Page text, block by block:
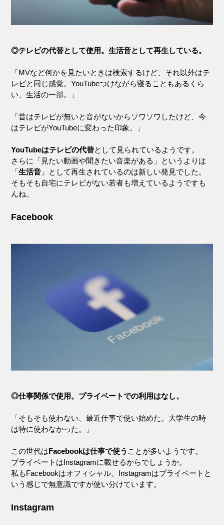
◎テレビの代替として使用。生活音として再生している。
「MVなど何かを見たいときは検索するけど、それ以外はテ
レビと同じ感覚。YouTubeつけながら寝ることもあるくら
い、生活の一部。」
「昔はテレビが無いと音がないからソワソワしたけど、今
はテレビがYouTubeに変わった印象。」
YouTubeはテレビの代替として見られているようです。
さらに「見たい動画や聞きたい音楽がある」というよりは
「生活音 」として再生されているのは新しい発見でした。
そもそも自宅にテレビがない若者も増えているようですも
んね。
Facebook
◎仕事関係で使用。プライベートでの利用はなし。
「そもそも使わない、最近仕事で使い始めた。大学生の時
は特に使わなかった。」
この世代はFacebookは仕事で使う ことが多いようです。
プライベートはInstagramに載せるからでしょうか。
私もFacebookはオフィシャル、Instagramはプライベートと
いう感じで無意識ですが使い分けています。
Instagram